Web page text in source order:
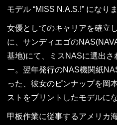
モデル “MISS N.A.S.!” になりま
女優としてのキャリアを確立
に、サンディエゴの
基地)にて、ミスNASに選出さ
ー。翌年発行のNAS機関紙
った、彼女のピンナップを岡
ストをプリントしたモデルに
甲板作業に従事するアメリカ